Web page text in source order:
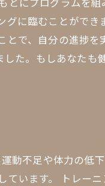
に臨むことがで
で、自分の進捗
た。もしあなたも
動不足や体力の低
います。 トレー